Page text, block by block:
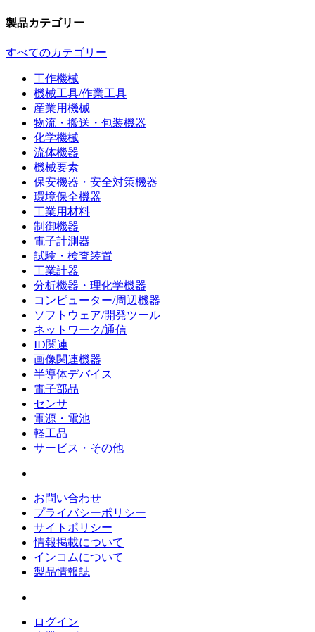
製品カテゴリー
すべてのカテゴリー
工作機械
機械工具/作業工具
産業用機械
物流・搬送・包装機器
化学機械
流体機器
機械要素
保安機器・安全対策機器
環境保全機器
工業用材料
制御機器
電子計測器
試験・検査装置
工業計器
分析機器・理化学機器
コンピューター/周辺機器
ソフトウェア/開発ツール
ネットワーク/通信
ID関連
画像関連機器
半導体デバイス
電子部品
センサ
電源・電池
軽工品
サービス・その他
お問い合わせ
プライバシーポリシー
サイトポリシー
情報掲載について
インコムについて
製品情報誌
ログイン